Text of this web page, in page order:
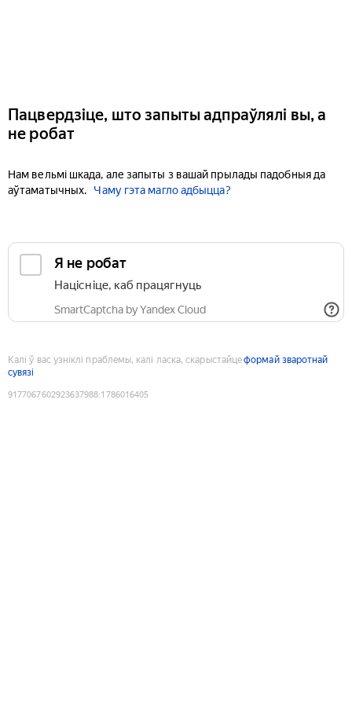
Пацвердзіце, што запыты адпраўлялі вы, а
не робат
Нам вельмі шкада, але запыты з вашай прылады падобныя да
аўтаматычных.
Чаму гэта магло адбыцца?
Я не робат
Націсніце, каб працягнуць
SmartCaptcha by Yandex Cloud
Калі ў вас узніклі праблемы, калі ласка, скарыстайцеформай зваротнай
сувязі
9177067602923637988:1786016405